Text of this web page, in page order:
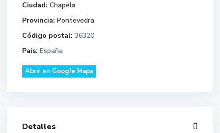
Ciudad: Chapela
Provincia: Pontevedra
Código postal: 36320
País: España
Abrir en Google Maps
Detalles